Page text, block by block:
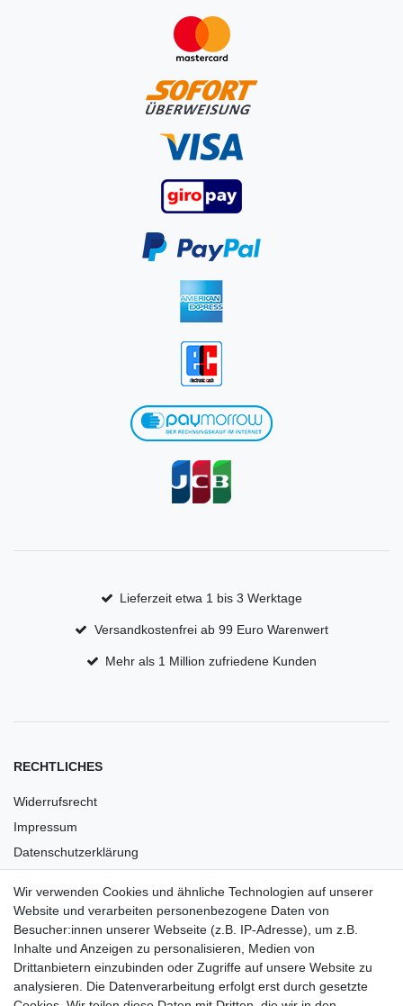
Lieferzeit etwa 1 bis 3 Werktage
Versandkostenfrei ab 99 Euro Warenwert
Mehr als 1 Million zufriedene Kunden
RECHTLICHES
Widerrufsrecht
Impressum
Datenschutzerklärung
Versandkosten
Barrierefreiheit
Anleitungen
Vertrag widerrufen
Wir verwenden Cookies und ähnliche Technologien auf unserer
Website und verarbeiten personenbezogene Daten von
Besucher:innen unserer Webseite (z.B. IP-Adresse), um z.B.
Inhalte und Anzeigen zu personalisieren, Medien von
Drittanbietern einzubinden oder Zugriffe auf unsere Website zu
analysieren. Die Datenverarbeitung erfolgt erst durch gesetzte